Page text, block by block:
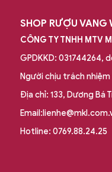
SHOP RƯỢU VANG
CÔNG TY TNHH MTV
GPDKKD: 031744264,
Người chịu trách nhiệm
Địa chỉ: 133, Dương Bá
Hotline: 0769.88.24.25